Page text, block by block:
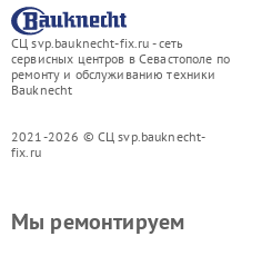
СЦ svp.bauknecht-fix.ru - сеть
сервисных центров в Севастополе по
ремонту и обслуживанию техники
Bauknecht
2021-2026 © СЦ svp.bauknecht-
fix.ru
Мы ремонтируем